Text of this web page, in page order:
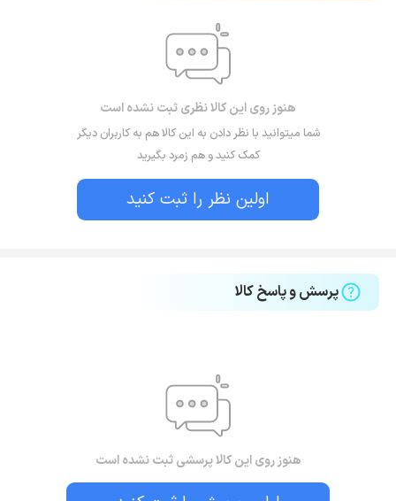
هنوز روی این کالا نظری ثبت نشده است
شما میتوانید با نظر دادن به این کالا هم به کاربران دیگر
کمک کنید و هم زمرد بگیرید
اولین نظر را ثبت کنید
پرسش و پاسخ کالا
هنوز روی این کالا پرسشی ثبت نشده است